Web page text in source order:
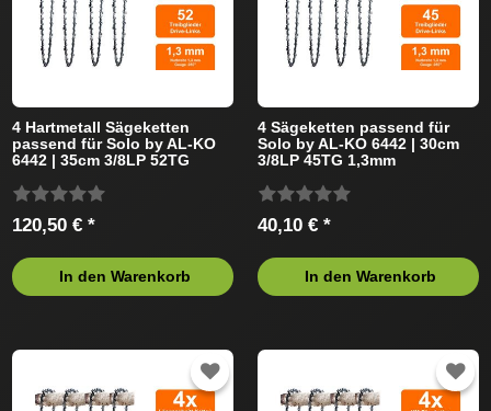
4 Hartmetall Sägeketten
passend für Solo by AL-KO
6442 | 35cm 3/8LP 52TG
120,50 € *
In den Warenkorb
4 Sägeketten passend für
Solo by AL-KO 6442 | 30cm
3/8LP 45TG 1,3mm
40,10 € *
In den Warenkorb